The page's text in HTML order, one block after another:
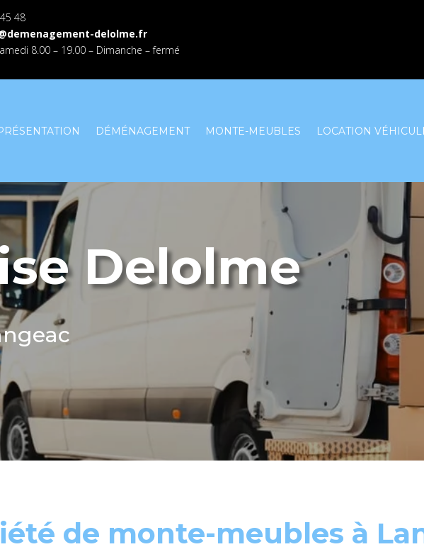
48
delolme.fr
8.00 – 19.00 – Dimanche – fermé
DÉMÉNAGEMENT MONTE-MEUBLES LOCATION
Delolme
de monte-meubles à